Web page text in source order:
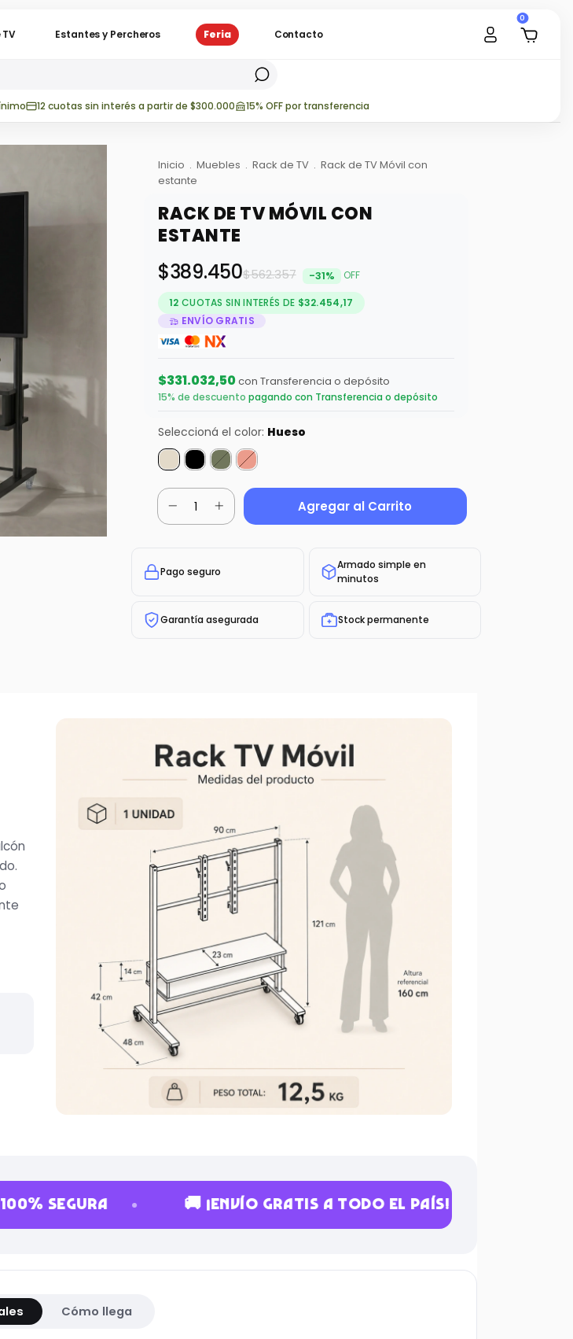
Estantes y Percheros Feria Contacto
0
12 cuotas sin interés a partir de $300.000 15% OFF por transferencia
Inicio . Muebles . Rack de TV . Rack de TV Móvil con
estante
RACK DE TV MÓVIL CON
ESTANTE
$389.450$562.357 -31% OFF
12 CUOTAS SIN INTERÉS DE $32.454,17
ENVÍO GRATIS
$331.032,50con Transferencia o depósito
15% de descuento pagando con Transferencia o depósito
Seleccioná el color: Hueso
Pago seguro
Armado simple en
minutos
Garantía asegurada Stock permanente
🚚 ¡ENVÍO GRATIS A TODO EL PAÍS!
Cómo llega